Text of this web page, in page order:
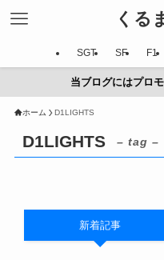
くる
SGT SF F1
当ブログにはプロ
ホーム D1LIGHTS
D1LIGHTS – tag –
新着記事